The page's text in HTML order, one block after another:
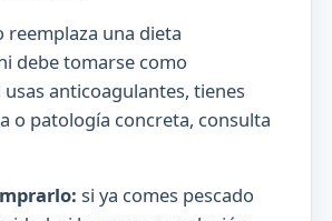
reemplaza una dieta
debe tomarse como
anticoagulantes, tienes
o patología concreta, consulta
si ya comes pescado